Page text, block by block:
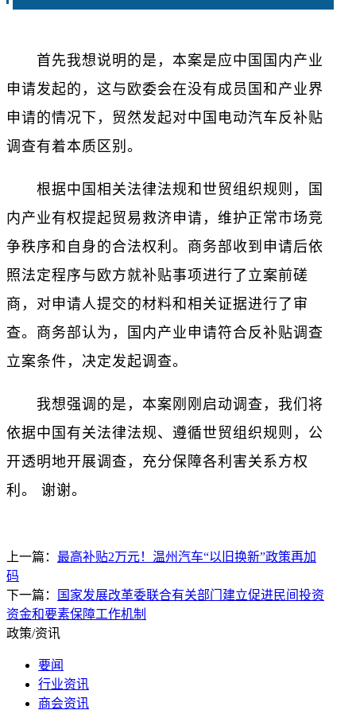
首先我想说明的是，本案是应中国国内产业
申请发起的，这与欧委会在没有成员国和产业界
申请的情况下，贸然发起对中国电动汽车反补贴
调查有着本质区别。
根据中国相关法律法规和世贸组织规则，国
内产业有权提起贸易救济申请，维护正常市场竞
争秩序和自身的合法权利。商务部收到申请后依
照法定程序与欧方就补贴事项进行了立案前磋
商，对申请人提交的材料和相关证据进行了审
查。商务部认为，国内产业申请符合反补贴调查
立案条件，决定发起调查。
我想强调的是，本案刚刚启动调查，我们将
依据中国有关法律法规、遵循世贸组织规则，公
开透明地开展调查，充分保障各利害关系方权
利。 谢谢。
上一篇： 最高补贴2万元！温州汽车“以旧换新”政策再加
码
下一篇：
国家发展改革委联合有关部门建立促进民间投资
资金和要素保障工作机制
政策/资讯
要闻
行业资讯
商会资讯